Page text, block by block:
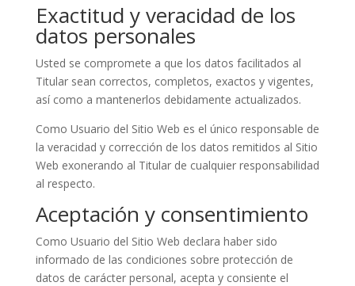
Exactitud y veracidad de los
datos personales
Usted se compromete a que los datos facilitados al
Titular sean correctos, completos, exactos y vigentes,
así como a mantenerlos debidamente actualizados.
Como Usuario del Sitio Web es el único responsable de
la veracidad y corrección de los datos remitidos al Sitio
Web exonerando al Titular de cualquier responsabilidad
al respecto.
Aceptación y consentimiento
Como Usuario del Sitio Web declara haber sido
informado de las condiciones sobre protección de
datos de carácter personal, acepta y consiente el